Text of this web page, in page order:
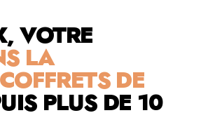
VOTRE
LA
DE
PLUS DE 10